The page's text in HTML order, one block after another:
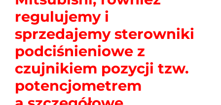
regulujemy i
sprzedajemy sterowniki
podciśnieniowe z
czujnikiem pozycji tzw.
potencjometrem